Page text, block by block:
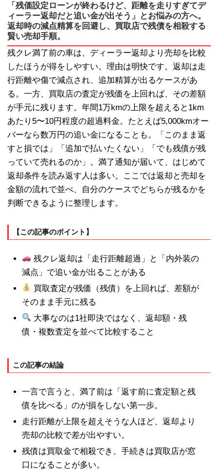
「残価設定ローンが終わるけど、距離を走りすぎてデ
ィーラー返却だと追い金が出そう」とお悩みの方へ。
返却時の減点精算を回避し、買取店で残債を相殺する
賢い売却手順。
残クレ満了前の車は、ディーラー返却より売却を比較
したほうが得をしやすい。理由は明快です。返却は走
行距離や傷で減点され、追加精算が出るケースがあ
る。一方、買取店の査定が残価を上回れば、その差額
が手元に残ります。年間1万kmの上限を超えると1km
あたり5〜10円程度の超過料金。たとえば5,000kmオー
バーなら数万円の追い金になることも。「このまま返
すと損では」「追加で払いたくない」「でも残債が残
っていて売れるのか」。満了通知が届いて、はじめて
返却条件を読み返す人は多い。ここでは返却と売却を
金額の流れで並べ、自分のケースでどちらが残るかを
判断できるように整理します。
【この記事のポイント】
残クレ返却は「走行距離超過」と「内外装の
減点」で追い金が出ることがある
買取査定が残価（残債）を上回れば、差額が
そのまま手元に残る
大事なのは1社即決ではなく、返却額・残
債・複数査定を並べて比較すること
この記事の結論
一言で言うと、満了前は「返す前に査定額と残
債を比べる」のが損をしない第一歩。
走行距離が上限を超えそうな人ほど、返却より
売却の比較で差が出やすい。
残債は買取金で相殺でき、手続きは買取店が窓
口になることが多い。